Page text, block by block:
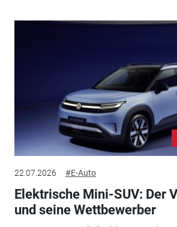
22.07.2026 #E-Auto
Elektrische Mini-SUV: Der
und seine Wettbewerber